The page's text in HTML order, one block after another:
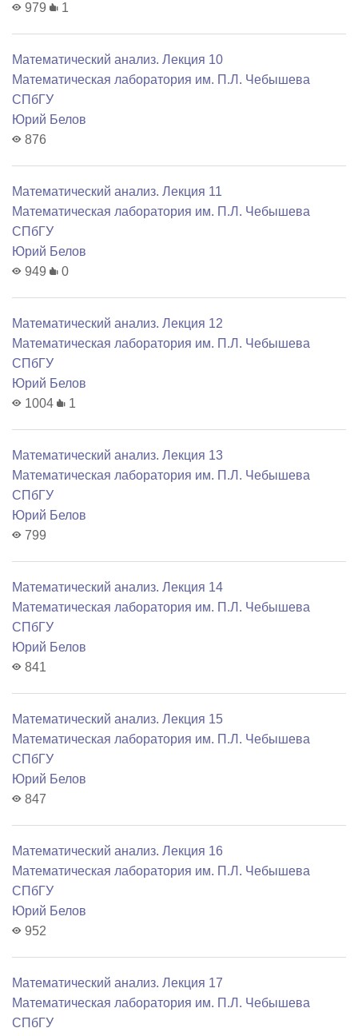
979
1
Математический анализ. Лекция 10
Математичеcкая лаборатория им. П.Л. Чебышева
СПбГУ
Юрий Белов
876
Математический анализ. Лекция 11
Математичеcкая лаборатория им. П.Л. Чебышева
СПбГУ
Юрий Белов
949
0
Математический анализ. Лекция 12
Математичеcкая лаборатория им. П.Л. Чебышева
СПбГУ
Юрий Белов
1004
1
Математический анализ. Лекция 13
Математичеcкая лаборатория им. П.Л. Чебышева
СПбГУ
Юрий Белов
799
Математический анализ. Лекция 14
Математичеcкая лаборатория им. П.Л. Чебышева
СПбГУ
Юрий Белов
841
Математический анализ. Лекция 15
Математичеcкая лаборатория им. П.Л. Чебышева
СПбГУ
Юрий Белов
847
Математический анализ. Лекция 16
Математичеcкая лаборатория им. П.Л. Чебышева
СПбГУ
Юрий Белов
952
Математический анализ. Лекция 17
Математичеcкая лаборатория им. П.Л. Чебышева
СПбГУ